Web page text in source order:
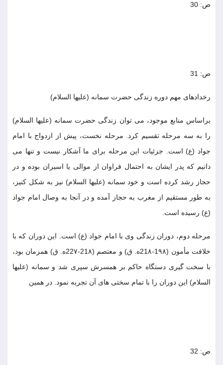
ص: 30
ص: 31
رخدادهاى مهم دوره زندگى حضرت سمانه (عليها السلام)
براساس منابع موجود، مى توان زندگى حضرت سمانه (عليها السلام)
را به سه مرحله تقسيم كرد. مرحله نخست، پيش از ازدواج با امام
جواد (ع) است. جزئيات اين مرحله براى ما آشكار نيست و تنها مى
دانيم كه پدر ايشان به احتمال فراوان از موالى يا اسيران بوده و در
حجاز رشد كرده است و خود سمانه (عليها السلام) نيز به شكل كنيز،
به طور مستقيم از مغرب به حجاز آمده و در آنجا به وصال امام جواد
(ع) رسيده است.
مرحله دوم، دوران زندگى وى با امام جواد (ع) است. اين دوران كه با
خلافت مأمون (1٩٨-21٨ه. ق) و معتصم (21٨-22٧ه. ق) همزمان بود،
با سخت گيرى دستگاه حاكم بر همسرش سپرى شد و سمانه (عليها
السلام) اين دوران را با تمام سختى هاى آن تجربه نمود. در همين
ص: 32